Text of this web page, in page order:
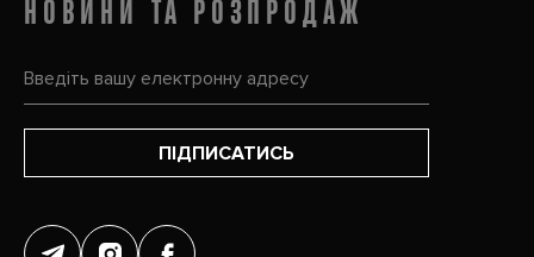
НОВИНИ ТА РОЗПРОДАЖ
ПІДПИСАТИСЬ